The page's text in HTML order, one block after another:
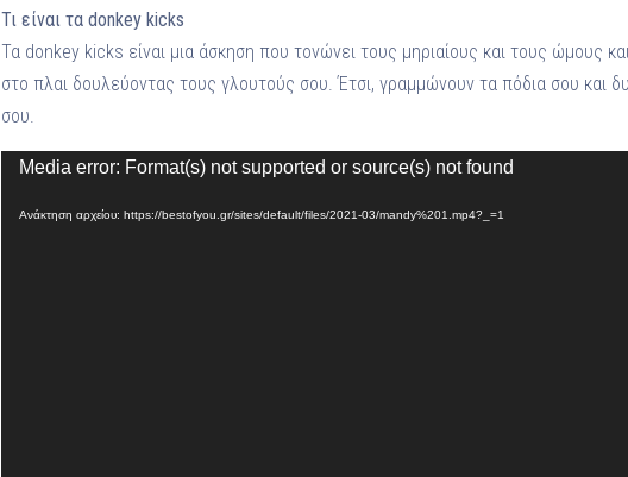
Τι είναι τα donkey kicks
Τα donkey kicks είναι μια άσκηση που τονώνει τους μηριαίους και τους ώμους
στο πλαι δουλεύοντας τους γλουτούς σου. Έτσι, γραμμώνουν τα πόδια σου και
σου.
Πρόγραμμα
Βίντεο
Media error: Format(s) not supported or source(s) not found
Ανάκτηση αρχείου: https://bestofyou.gr/sites/default/files/2021-03/mandy%201.mp4?_=1